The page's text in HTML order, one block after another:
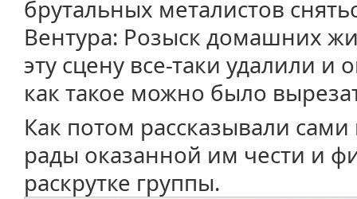
брутальных металистов
Вентура: Розыск домашних
эту сцену все-таки удалили
как такое можно было
Как потом рассказывали
рады оказанной им чести и
раскрутке группы.